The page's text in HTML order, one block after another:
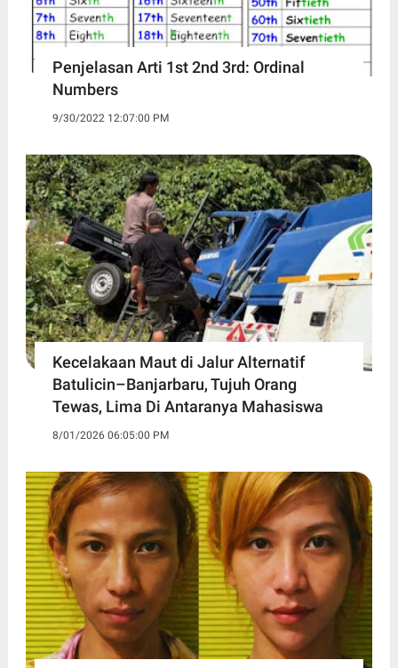
Penjelasan Arti 1st 2nd 3rd: Ordinal
Numbers
9/30/2022 12:07:00 PM
Kecelakaan Maut di Jalur Alternatif
Batulicin–Banjarbaru, Tujuh Orang
Tewas, Lima Di Antaranya Mahasiswa
8/01/2026 06:05:00 PM